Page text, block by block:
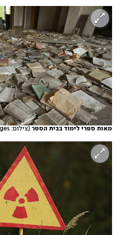
מאות ספרי לימוד בבית הספר (צילום: gettyimages)